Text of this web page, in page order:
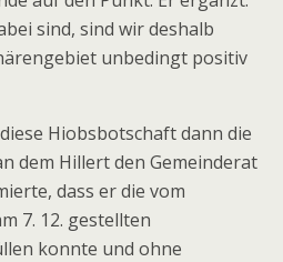
sind, sind wir deshalb
unbedingt positiv
Hiobsbotschaft dann die
dem Hillert den Gemeinderat
dass er die vom
7. 12. gestellten
konnte und ohne